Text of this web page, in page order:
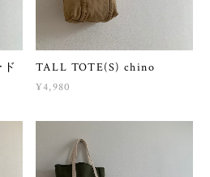
TALL TOTE(S) chino
¥4,980